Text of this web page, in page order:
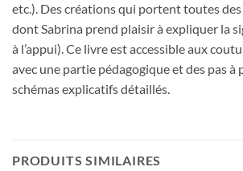
etc.). Des créations qui portent toutes
dont Sabrina prend plaisir à expliquer la
à l’appui). Ce livre est accessible aux
avec une partie pédagogique et des pas à
schémas explicatifs détaillés.
PRODUITS SIMILAIRES